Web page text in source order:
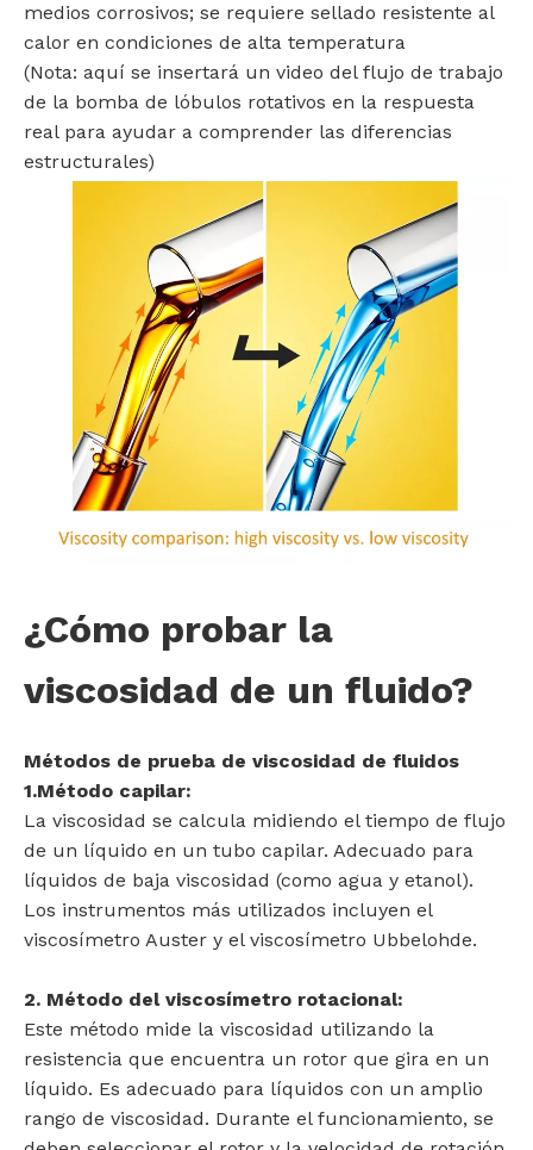
medios corrosivos; se requiere sellado resistente al
calor en condiciones de alta temperatura
(Nota: aquí se insertará un video del flujo de trabajo
de la bomba de lóbulos rotativos en la respuesta
real para ayudar a comprender las diferencias
estructurales)
¿Cómo probar la
viscosidad de un fluido?
Métodos de prueba de viscosidad de fluidos
1.Método capilar:
La viscosidad se calcula midiendo el tiempo de flujo
de un líquido en un tubo capilar. Adecuado para
líquidos de baja viscosidad (como agua y etanol).
Los instrumentos más utilizados incluyen el
viscosímetro Auster y el viscosímetro Ubbelohde.
2. Método del viscosímetro rotacional:
Este método mide la viscosidad utilizando la
resistencia que encuentra un rotor que gira en un
líquido. Es adecuado para líquidos con un amplio
rango de viscosidad. Durante el funcionamiento, se